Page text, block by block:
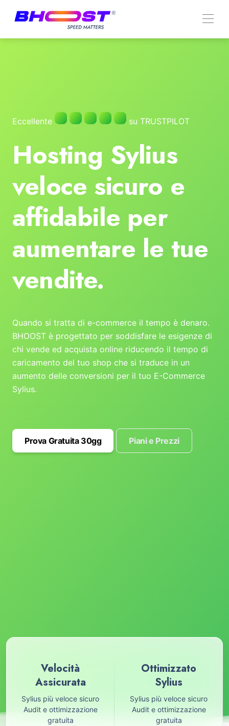
Eccellente su TRUSTPILOT
Hosting Sylius
veloce sicuro e
affidabile per
aumentare le tue
vendite.
Quando si tratta di e-commerce il tempo è denaro.
BHOOST è progettato per soddisfare le esigenze di
chi vende ed acquista online riducendo il tempo di
caricamento del tuo shop che si traduce in un
aumento delle conversioni per il tuo E-Commerce
Sylius.
Prova Gratuita 30gg Piani e Prezzi
Velocità
Assicurata
Sylius più veloce sicuro
Audit e ottimizzazione
gratuita
Ottimizzato
Sylius
Sylius più veloce sicuro
Audit e ottimizzazione
gratuita